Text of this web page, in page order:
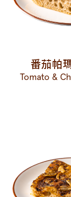
番茄帕
Tomato &